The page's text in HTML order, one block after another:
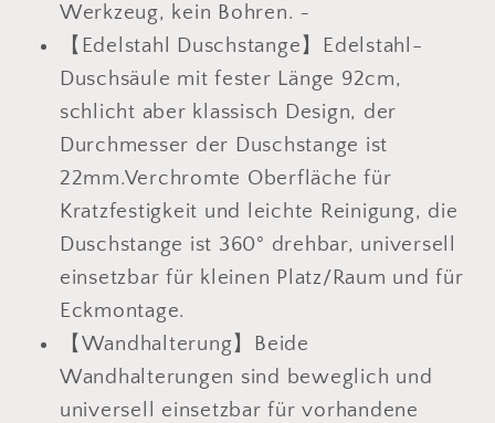
Werkzeug, kein Bohren. ~
【Edelstahl Duschstange】Edelstahl-
Duschsäule mit fester Länge 92cm,
schlicht aber klassisch Design, der
Durchmesser der Duschstange ist
22mm.Verchromte Oberfläche für
Kratzfestigkeit und leichte Reinigung, die
Duschstange ist 360° drehbar, universell
einsetzbar für kleinen Platz/Raum und für
Eckmontage.
【Wandhalterung】Beide
Wandhalterungen sind beweglich und
universell einsetzbar für vorhandene